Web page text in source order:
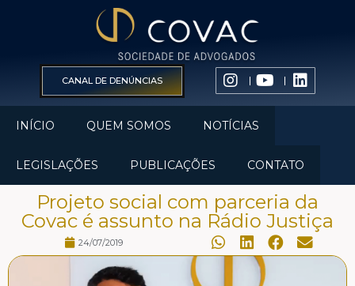
CANAL DE DENÚNCIAS
INÍCIO QUEM SOMOS NOTÍCIAS
LEGISLAÇÕES PUBLICAÇÕES CONTATO
Projeto social com parceria da
Covac é assunto na Rádio Justiça
24/07/2019